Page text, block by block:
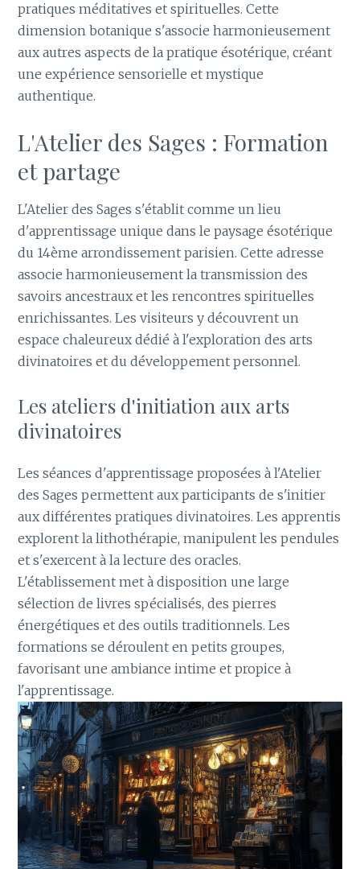
pratiques méditatives et spirituelles. Cette
dimension botanique s'associe harmonieusement
aux autres aspects de la pratique ésotérique, créant
une expérience sensorielle et mystique
authentique.
L'Atelier des Sages : Formation
et partage
L'Atelier des Sages s'établit comme un lieu
d'apprentissage unique dans le paysage ésotérique
du 14ème arrondissement parisien. Cette adresse
associe harmonieusement la transmission des
savoirs ancestraux et les rencontres spirituelles
enrichissantes. Les visiteurs y découvrent un
espace chaleureux dédié à l'exploration des arts
divinatoires et du développement personnel.
Les ateliers d'initiation aux arts
divinatoires
Les séances d'apprentissage proposées à l'Atelier
des Sages permettent aux participants de s'initier
aux différentes pratiques divinatoires. Les apprentis
explorent la lithothérapie, manipulent les pendules
et s'exercent à la lecture des oracles.
L'établissement met à disposition une large
sélection de livres spécialisés, des pierres
énergétiques et des outils traditionnels. Les
formations se déroulent en petits groupes,
favorisant une ambiance intime et propice à
l'apprentissage.